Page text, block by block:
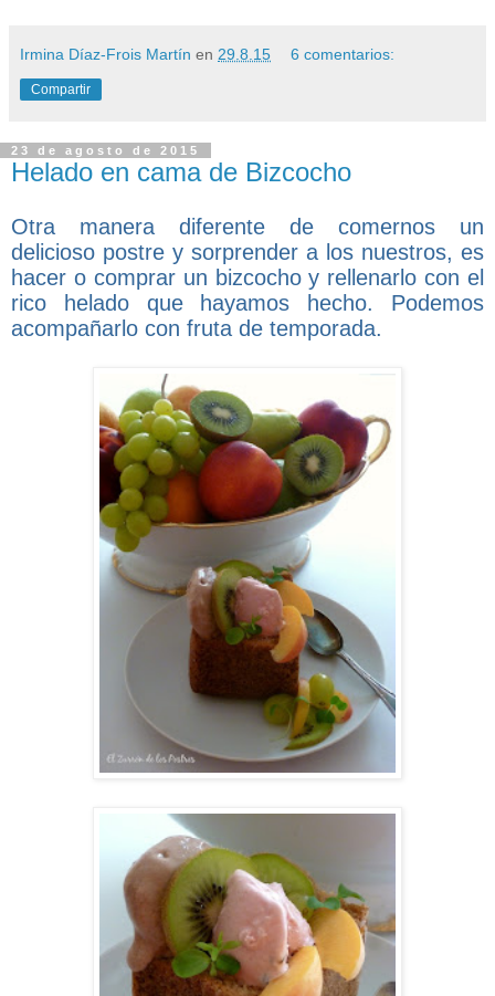
Irmina Díaz-Frois Martín en 29.8.15 6 comentarios:
Compartir
23 de agosto de 2015
Helado en cama de Bizcocho
Otra manera diferente de comernos un
delicioso postre y sorprender a los nuestros, es
hacer o comprar un bizcocho y rellenarlo con el
rico helado que hayamos hecho. Podemos
acompañarlo con fruta de temporada.